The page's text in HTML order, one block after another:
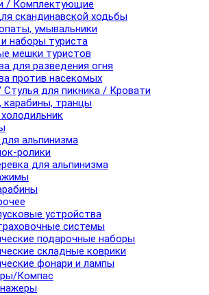
/ Комплектующие
скандинавской ходьбы
умывальники
наборы туриста
мешки туристов
для разведения огня
против насекомых
для пикника / Кровати
карабины, транцы
альпинизма
ролики
для альпинизма
устройства
системы
подарочные наборы
складные коврики
фонари и лампы
Компас